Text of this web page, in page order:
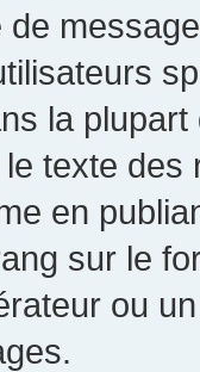
de
la
texte
en
sur le
ou